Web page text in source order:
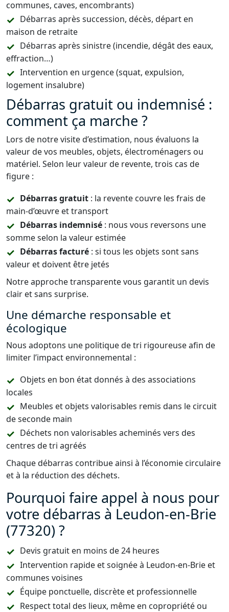
communes, caves, encombrants)
Débarras après succession, décès, départ en
maison de retraite
Débarras après sinistre (incendie, dégât des eaux,
effraction…)
Intervention en urgence (squat, expulsion,
logement insalubre)
Débarras gratuit ou indemnisé :
comment ça marche ?
Lors de notre visite d’estimation, nous évaluons la
valeur de vos meubles, objets, électroménagers ou
matériel. Selon leur valeur de revente, trois cas de
figure :
Débarras gratuit : la revente couvre les frais de
main-d’œuvre et transport
Débarras indemnisé : nous vous reversons une
somme selon la valeur estimée
Débarras facturé : si tous les objets sont sans
valeur et doivent être jetés
Notre approche transparente vous garantit un devis
clair et sans surprise.
Une démarche responsable et
écologique
Nous adoptons une politique de tri rigoureuse afin de
limiter l’impact environnemental :
Objets en bon état donnés à des associations
locales
Meubles et objets valorisables remis dans le circuit
de seconde main
Déchets non valorisables acheminés vers des
centres de tri agréés
Chaque débarras contribue ainsi à l’économie circulaire
et à la réduction des déchets.
Pourquoi faire appel à nous pour
votre débarras à Leudon-en-Brie
(77320) ?
Devis gratuit en moins de 24 heures
Intervention rapide et soignée à Leudon-en-Brie et
communes voisines
Équipe ponctuelle, discrète et professionnelle
Respect total des lieux, même en copropriété ou